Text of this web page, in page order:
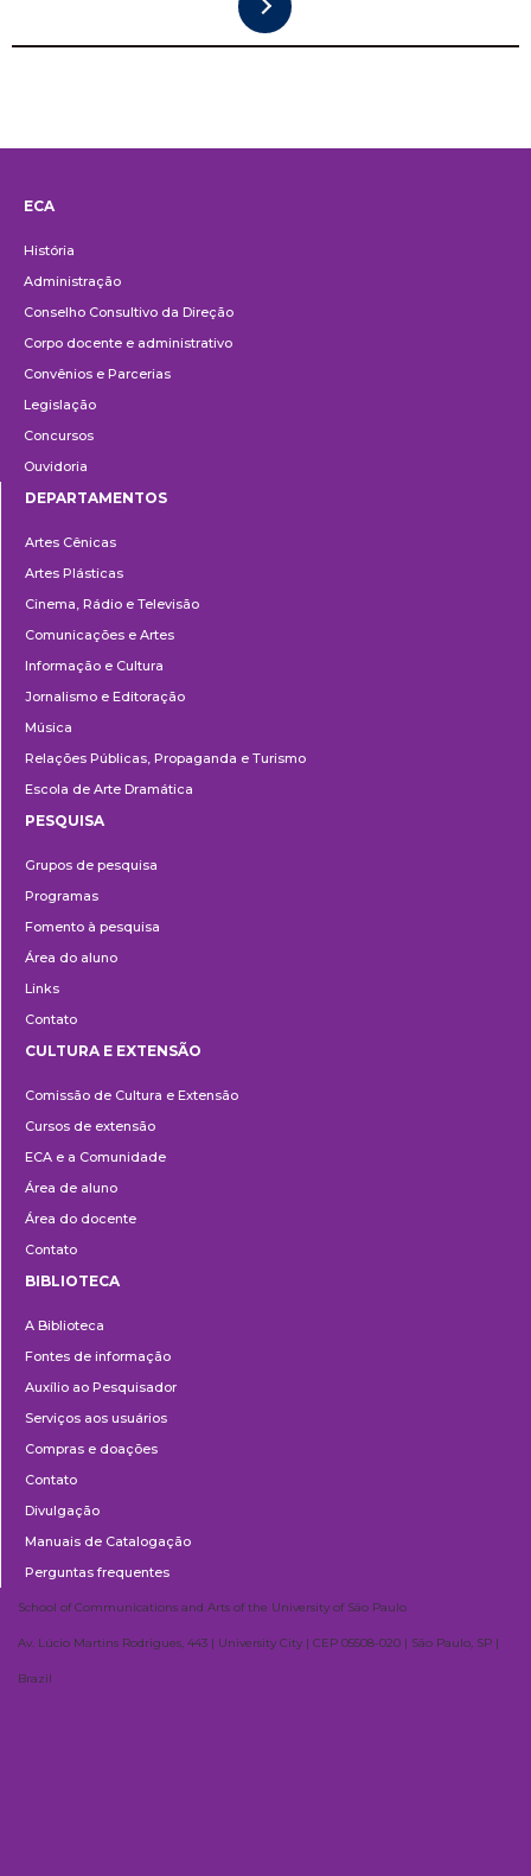
ECA
História
Administração
Conselho Consultivo da Direção
Corpo docente e administrativo
Convênios e Parcerias
Legislação
Concursos
Ouvidoria
DEPARTAMENTOS
Artes Cênicas
Artes Plásticas
Cinema, Rádio e Televisão
Comunicações e Artes
Informação e Cultura
Jornalismo e Editoração
Música
Relações Públicas, Propaganda e Turismo
Escola de Arte Dramática
PESQUISA
Grupos de pesquisa
Programas
Fomento à pesquisa
Área do aluno
Links
Contato
e
Extensão
CULTURA E EXTENSÃO
Comissão de Cultura e Extensão
Cursos de extensão
ECA e a Comunidade
Área de aluno
Área do docente
Contato
BIBLIOTECA
A Biblioteca
Fontes de informação
Auxílio ao Pesquisador
Serviços aos usuários
Compras e doações
Contato
Divulgação
Manuais de Catalogação
Perguntas frequentes
School of Communications and Arts of the University of São Paulo
Av. Lúcio Martins Rodrigues, 443 | University City | CEP 05508-020 | São Paulo, SP |
Brazil